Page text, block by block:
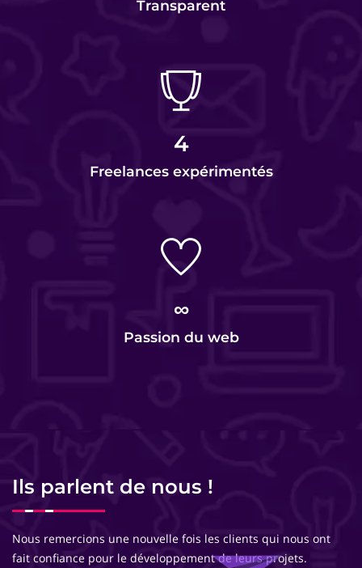
Transparent
4
Freelances expérimentés
∞
Passion du web
Ils parlent de nous !
Nous remercions une nouvelle fois les clients qui nous ont
fait confiance pour le développement de leurs projets.